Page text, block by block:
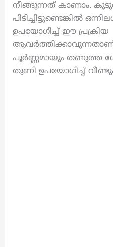
നീങ്ങുന്നത് കാണാം.
പിടിച്ചിട്ടുണ്ടെങ്കിൽ
ഉപയോഗിച്ച് ഈ പ്രക്രിയ
ആവർത്തിക്കാവുന്നതാണ്.
പൂർണ്ണമായും തണുത്ത
തുണി ഉപയോഗിച്ച്